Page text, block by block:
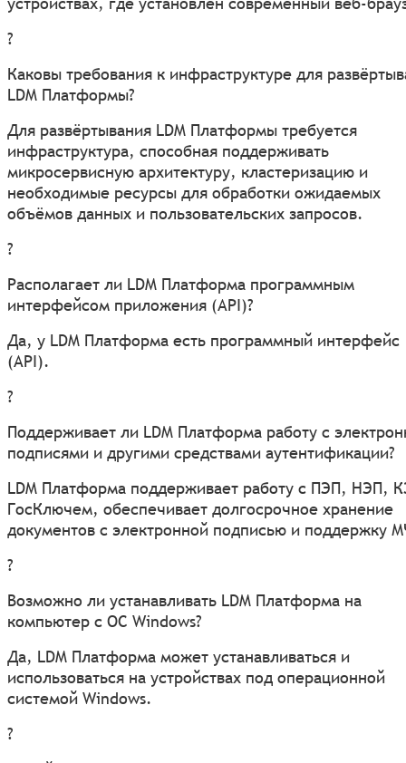
?
Каковы требования к инфраструктуре для
LDM Платформы?
Для развёртывания LDM Платформы требуется
инфраструктура, способная поддерживать
микросервисную архитектуру, кластеризацию и
необходимые ресурсы для обработки ожидаемых
объёмов данных и пользовательских запросов.
?
Располагает ли LDM Платформа программным
интерфейсом приложения (API)?
Да, у LDM Платформа есть программный интерфейс
(API).
?
Поддерживает ли LDM Платформа работу с
подписями и другими средствами аутентификации?
LDM Платформа поддерживает работу с ПЭП, НЭП,
ГосКлючем, обеспечивает долгосрочное хранение
документов с электронной подписью и поддержку
?
Возможно ли устанавливать LDM Платформа на
компьютер с ОС Windows?
Да, LDM Платформа может устанавливаться и
использоваться на устройствах под операционной
системой Windows.
?